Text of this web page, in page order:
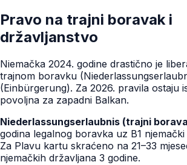
Pravo na trajni boravak i
državljanstvo
Niemačka 2024. godine drastično je
trajnom boravku
(Einbürgerung). Za 2026. pravila ostaju
povoljna za zapadni Balkan.
Niederlassungserlaubnis (trajni
godina legalnog boravka uz B1
Za Plavu kartu skraćeno na 21–33
njemačkih državljana 3 godine.